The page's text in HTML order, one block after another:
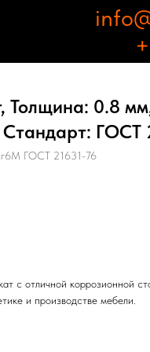
Толщина: 0.8
ГОСТ
ГОСТ 21631-76
с отличной коррозионной
и производстве мебели.